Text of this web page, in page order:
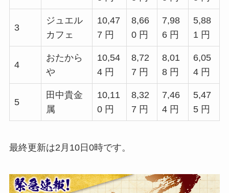
3
ジュエル
カフェ
10,47
7 円
8,66
0 円
7,98
6 円
5,88
1 円
4
おたから
や
10,54
4 円
8,72
7 円
8,01
8 円
6,05
4 円
5
田中貴金
属
10,11
0 円
8,32
7 円
7,46
4 円
5,47
5 円
最終更新は2月10日0時です。